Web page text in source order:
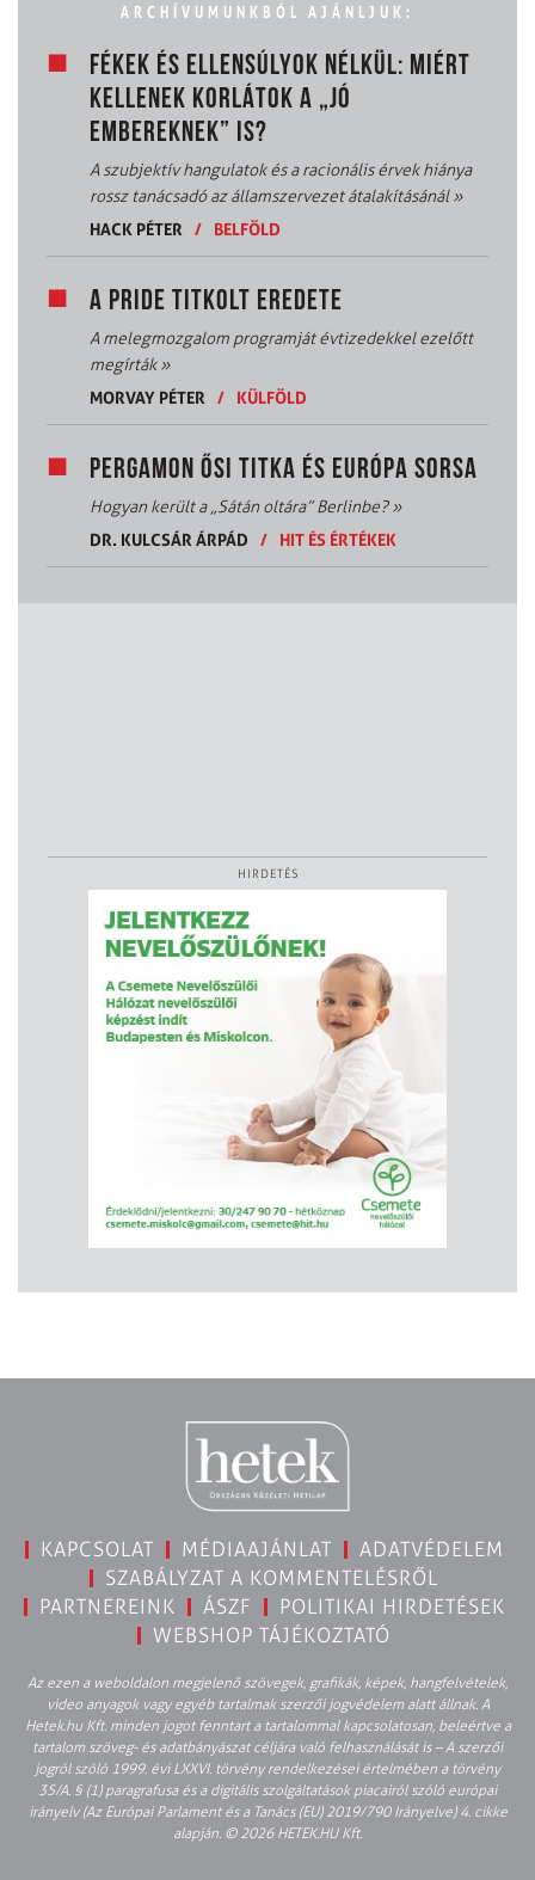
ARCHÍVUMUNKBÓL AJÁNLJUK:
FÉKEK ÉS ELLENSÚLYOK NÉLKÜL: MIÉRT
KELLENEK KORLÁTOK A „JÓ
EMBEREKNEK” IS?
A szubjektív hangulatok és a racionális érvek hiánya
rossz tanácsadó az államszervezet átalakításánál»
HACK PÉTER
/ BELFÖLD
A PRIDE TITKOLT EREDETE
A melegmozgalom programját évtizedekkel ezelőtt
megírták»
MORVAY PÉTER
/ KÜLFÖLD
PERGAMON ŐSI TITKA ÉS EURÓPA SORSA
Hogyan került a „Sátán oltára” Berlinbe?»
DR. KULCSÁR ÁRPÁD
/ HIT ÉS ÉRTÉKEK
HIRDETÉS
KAPCSOLAT MÉDIAAJÁNLAT
ADATVÉDELEM
SZABÁLYZAT A KOMMENTELÉSRŐL
PARTNEREINK
ÁSZF
POLITIKAI HIRDETÉSEK
WEBSHOP TÁJÉKOZTATÓ
Az ezen a weboldalon megjelenő szövegek, grafikák, képek, hangfelvételek,
video anyagok vagy egyéb tartalmak szerzői jogvédelem alatt állnak. A
Hetek.hu Kft. minden jogot fenntart a tartalommal kapcsolatosan, beleértve a
tartalom szöveg- és adatbányászat céljára való felhasználását is – A szerzői
jogról szóló 1999. évi LXXVI. törvény rendelkezései értelmében a törvény
35/A. § (1) paragrafusa és a digitális szolgáltatások piacairól szóló európai
irányelv (Az Európai Parlament és a Tanács (EU) 2019/790 Irányelve) 4. cikke
alapján. © 2026 HETEK.HU Kft.